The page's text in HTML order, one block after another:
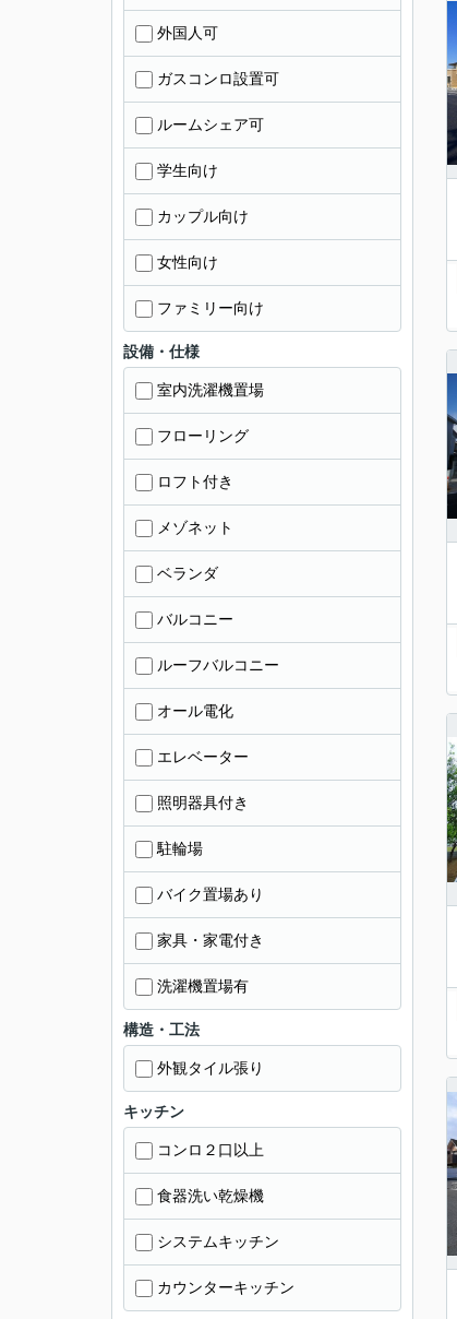
外国人可
ガスコンロ設置可
ルームシェア可
学生向け
カップル向け
女性向け
ファミリー向け
設備・仕様
室内洗濯機置場
フローリング
ロフト付き
メゾネット
ベランダ
バルコニー
ルーフバルコニー
オール電化
エレベーター
照明器具付き
駐輪場
バイク置場あり
家具・家電付き
洗濯機置場有
構造・工法
外観タイル張り
キッチン
コンロ２口以上
食器洗い乾燥機
システムキッチン
カウンターキッチン